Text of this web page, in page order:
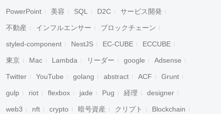
PowerPoint 美容 SQL D2C サービス開発
不動産 インフルエンサー ブロックチェーン
styled-component NestJS EC-CUBE ECCUBE
東京 Mac Lambda リーダー google Adsense
Twitter YouTube golang abstract ACF Grunt
gulp riot flexbox jade Pug 経理 designer
web3 nft crypto 暗号資産 クリプト Blockchain